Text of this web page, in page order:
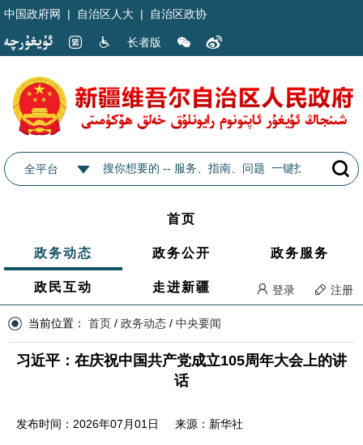
中国政府网 | 自治区人大 | 自治区政协
长者版
全平台
首页
政务动态 政务公开 政务服务
政民互动 走进新疆 登录 注册
当前位置： 首页 / 政务动态 / 中央要闻
习近平：在庆祝中国共产党成立105周年大会上的讲
话
发布时间：2026年07月01日 来源：新华社